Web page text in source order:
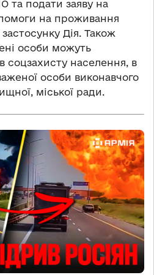
та подати заяву на
на проживання
Дія. Також
особи можуть
соцзахисту населення, в
особи виконавчого
міської ради.